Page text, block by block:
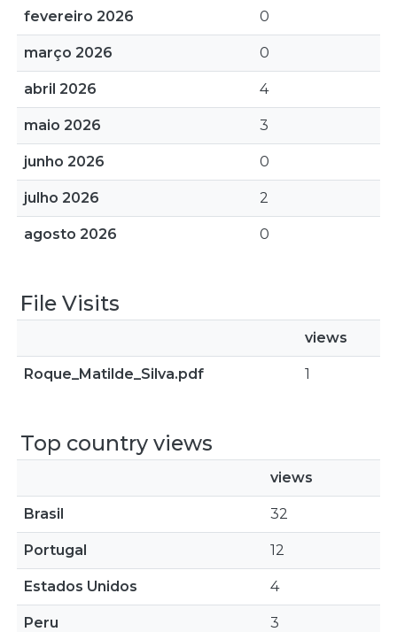
fevereiro 2026 0
março 2026 0
abril 2026 4
maio 2026 3
junho 2026 0
julho 2026 2
agosto 2026 0
File Visits
views
Roque_Matilde_Silva.pdf 1
Top country views
views
Brasil 32
Portugal 12
Estados Unidos 4
Peru 3